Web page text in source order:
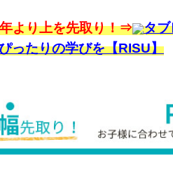
より上を先取り！⇒
タ
ったりの学びを【RISU】